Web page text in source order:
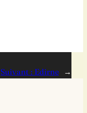
Suivant : Edirne →